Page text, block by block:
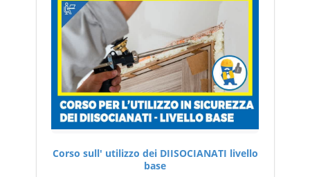
Corso sull' utilizzo dei DIISOCIANATI livello
base